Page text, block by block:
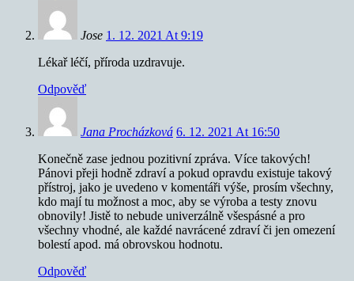
Jose 1. 12. 2021 At 9:19
Lékař léčí, příroda uzdravuje.
Odpověď
Jana Procházková 6. 12. 2021 At 16:50
Konečně zase jednou pozitivní zpráva. Více takových!
Pánovi přeji hodně zdraví a pokud opravdu existuje takový
přístroj, jako je uvedeno v komentáři výše, prosím všechny,
kdo mají tu možnost a moc, aby se výroba a testy znovu
obnovily! Jistě to nebude univerzálně všespásné a pro
všechny vhodné, ale každé navrácené zdraví či jen omezení
bolestí apod. má obrovskou hodnotu.
Odpověď